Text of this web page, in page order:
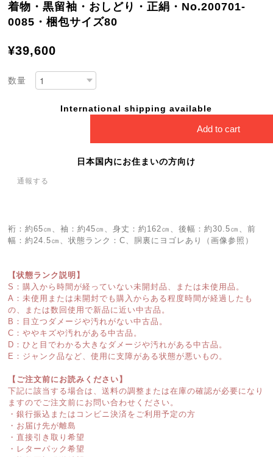
着物・黒留袖・おしどり・正絹・No.200701-
0085・梱包サイズ80
¥39,600
数量
International shipping available
Add to cart
日本国内にお住まいの方向け
通報する
裄：約65㎝、袖：約45㎝、身丈：約162㎝、後幅：約30.5㎝、前
幅：約24.5㎝、状態ランク：C、胴裏にヨゴレあり（画像参照）
【状態ランク説明】
S：購入から時間が経っていない未開封品、または未使用品。
A：未使用または未開封でも購入からある程度時間が経過したも
の、または数回使用で新品に近い中古品。
B：目立つダメージや汚れがない中古品。
C：ややキズや汚れがある中古品。
D：ひと目でわかる大きなダメージや汚れがある中古品。
E：ジャンク品など、使用に支障がある状態が悪いもの。
【ご注文前にお読みください】
下記に該当する場合は、送料の調整または在庫の確認が必要になり
ますのでご注文前にお問い合わせください。
・銀行振込またはコンビニ決済をご利用予定の方
・お届け先が離島
・直接引き取り希望
・レターパック希望